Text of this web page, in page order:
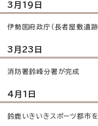
3月19日
伊勢国府政庁（長者屋敷遺
3月23日
消防署鈴峰分署が完成
4月1日
鈴鹿いきいきスポーツ都市